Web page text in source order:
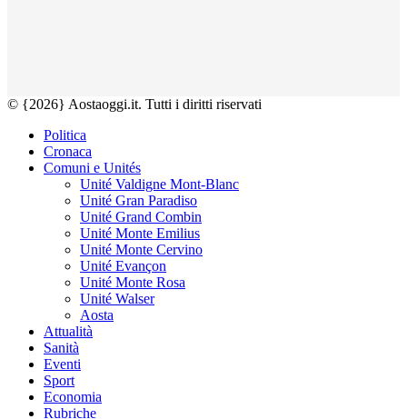
© {2026} Aostaoggi.it. Tutti i diritti riservati
Politica
Cronaca
Comuni e Unités
Unité Valdigne Mont-Blanc
Unité Gran Paradiso
Unité Grand Combin
Unité Monte Emilius
Unité Monte Cervino
Unité Evançon
Unité Monte Rosa
Unité Walser
Aosta
Attualità
Sanità
Eventi
Sport
Economia
Rubriche